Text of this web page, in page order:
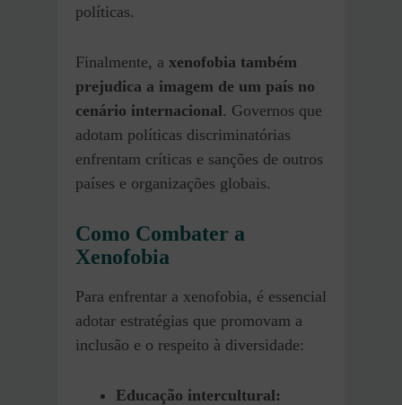
políticas.
Finalmente, a xenofobia também
prejudica a imagem de um país no
cenário internacional. Governos que
adotam políticas discriminatórias
enfrentam críticas e sanções de outros
países e organizações globais.
Como Combater a
Xenofobia
Para enfrentar a xenofobia, é essencial
adotar estratégias que promovam a
inclusão e o respeito à diversidade:
Educação intercultural: